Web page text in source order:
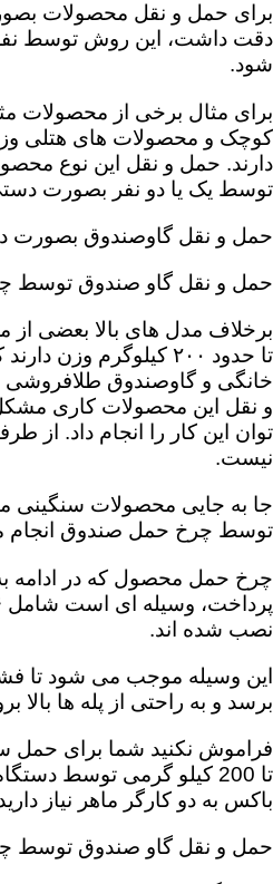
برای حمل و نقل محصولات
دقت داشت، این روش توسط نفر
شود.
برای مثال برخی از محصولات
دارند. حمل و نقل این نوع
توسط یک یا دو نفر بصورت
حمل و نقل گاوصندوق بصورت
حمل و نقل گاو صندوق توسط
تا حدود ۲۰۰ کیلوگرم
خانگی و گاوصندوق طلافروشی
و نقل این محصولات کاری
توان این کار را انجام داد. از
نیست.
جا به جایی محصولات سنگینی
توسط چرخ حمل صندوق انجام
چرخ حمل محصول که در ادامه
نصب شده اند.
این وسیله موجب می شود تا
برسد و به راحتی از پله ها بالا
تا 200 کیلو گرمی توسط
باکس به دو کارگر ماهر نیاز
حمل و نقل گاو صندوق توسط